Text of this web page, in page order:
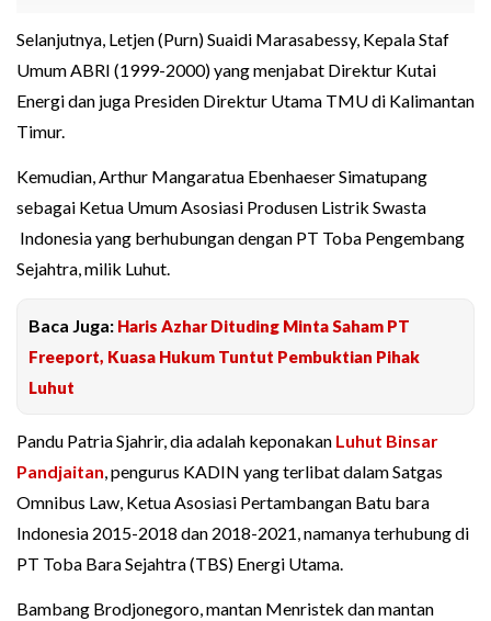
Selanjutnya, Letjen (Purn) Suaidi Marasabessy, Kepala Staf
Umum ABRI (1999-2000) yang menjabat Direktur Kutai
Energi dan juga Presiden Direktur Utama TMU di Kalimantan
Timur.
Kemudian, Arthur Mangaratua Ebenhaeser Simatupang
sebagai Ketua Umum Asosiasi Produsen Listrik Swasta
Indonesia yang berhubungan dengan PT Toba Pengembang
Sejahtra, milik Luhut.
Baca Juga: Haris Azhar Dituding Minta Saham PT
Freeport, Kuasa Hukum Tuntut Pembuktian Pihak
Luhut
Pandu Patria Sjahrir, dia adalah keponakan Luhut Binsar
Pandjaitan, pengurus KADIN yang terlibat dalam Satgas
Omnibus Law, Ketua Asosiasi Pertambangan Batu bara
Indonesia 2015-2018 dan 2018-2021, namanya terhubung di
PT Toba Bara Sejahtra (TBS) Energi Utama.
Bambang Brodjonegoro, mantan Menristek dan mantan